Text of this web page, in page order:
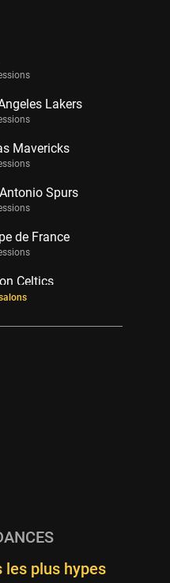
Lakers
Mavericks
Spurs
de France
Celtics
Knicks
Sixers
les plus hypes